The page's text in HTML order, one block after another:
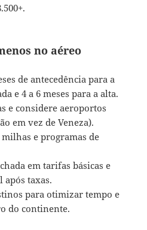
no aéreo
de antecedência para a
e 4 a 6 meses para a alta.
e considere aeroportos
em vez de Veneza).
e programas de
em tarifas básicas e
após taxas.
para otimizar tempo e
do continente.